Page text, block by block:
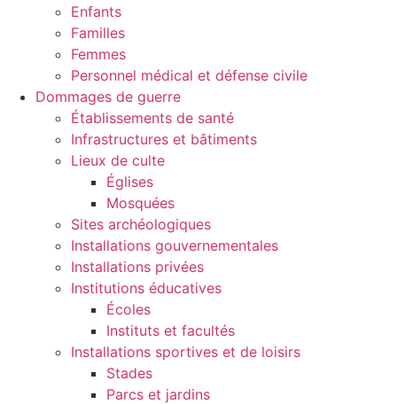
Enfants
Familles
Femmes
Personnel médical et défense civile
Dommages de guerre
Établissements de santé
Infrastructures et bâtiments
Lieux de culte
Églises
Mosquées
Sites archéologiques
Installations gouvernementales
Installations privées
Institutions éducatives
Écoles
Instituts et facultés
Installations sportives et de loisirs
Stades
Parcs et jardins